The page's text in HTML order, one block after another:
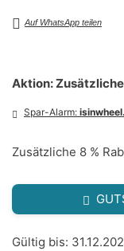
Auf WhatsApp teilen
Aktion:
Spar-Alarm:
Zusätzliche 8 %
Gültig bis: